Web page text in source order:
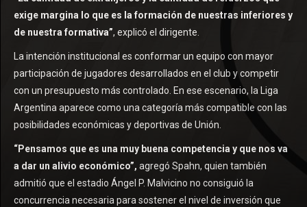
exige margina lo que es la formación de nuestras inferiores y
de nuestra formativa”, explicó el dirigente.
La intención institucional es conformar un equipo con mayor
participación de jugadores desarrollados en el club y competir
con un presupuesto más controlado. En ese escenario, la Liga
Argentina aparece como una categoría más compatible con las
posibilidades económicas y deportivas de Unión.
“Pensamos que es una muy buena competencia y que nos va
a dar un alivio económico”, agregó Spahn, quien también
admitió que el estadio Ángel P. Malvicino no consiguió la
concurrencia necesaria para sostener el nivel de inversión que